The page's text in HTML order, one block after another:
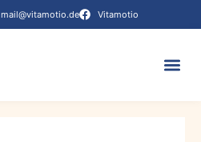
mail@vitamotio.de Vitamotio